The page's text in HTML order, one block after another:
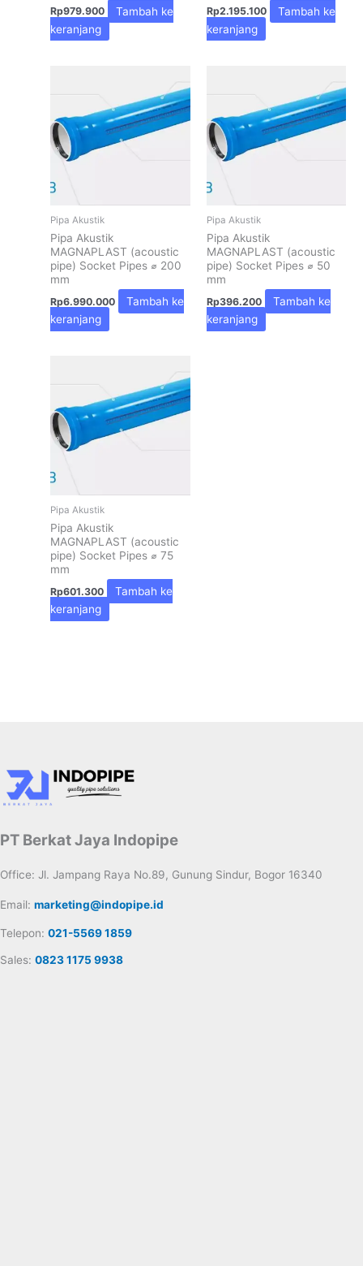
Rp979.900
Tambah ke
keranjang
Rp2.195.100
Tambah ke
keranjang
Pipa Akustik
Pipa Akustik
MAGNAPLAST (acoustic
pipe) Socket Pipes ⌀ 200
mm
Rp6.990.000
Tambah ke
keranjang
Pipa Akustik
Pipa Akustik
MAGNAPLAST (acoustic
pipe) Socket Pipes ⌀ 50
mm
Rp396.200
Tambah ke
keranjang
Pipa Akustik
Pipa Akustik
MAGNAPLAST (acoustic
pipe) Socket Pipes ⌀ 75
mm
Rp601.300
Tambah ke
keranjang
PT Berkat Jaya Indopipe
Office: Jl. Jampang Raya No.89, Gunung Sindur, Bogor 16340
Email: marketing@indopipe.id
Telepon: 021-5569 1859
Sales: 0823 1175 9938